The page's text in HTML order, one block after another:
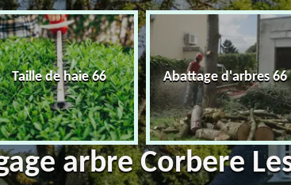
Abattage d'arbres 66
Tonte et
arbre Corbere